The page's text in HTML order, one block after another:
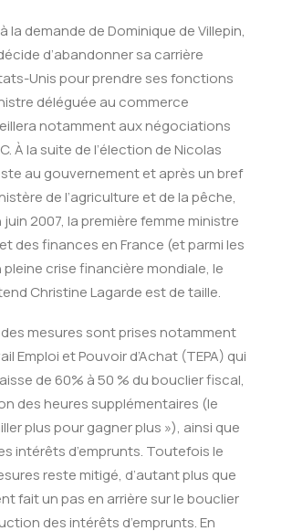
la demande de Dominique de Villepin,
d’abandonner sa carrière
Unis pour prendre ses fonctions
déléguée au commerce
notamment aux négociations
À la suite de l’élection de Nicolas
au gouvernement et après un bref
de l’agriculture et de la pêche,
2007, la première femme ministre
des finances en France (et parmi les
pleine crise financière mondiale, le
Christine Lagarde est de taille.
des mesures sont prises notamment
Emploi et Pouvoir d’Achat (TEPA) qui
de 60% à 50 % du bouclier fiscal,
des heures supplémentaires (le
plus pour gagner plus »), ainsi que
intérêts d’emprunts. Toutefois le
reste mitigé, d’autant plus que
fait un pas en arrière sur le bouclier
des intérêts d’emprunts. En